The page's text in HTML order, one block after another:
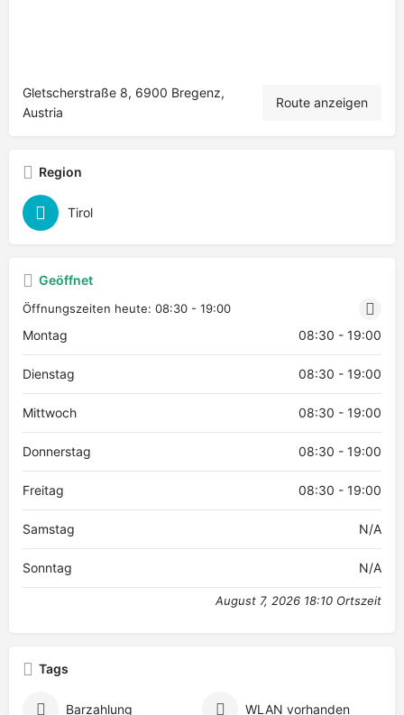
Gletscherstraße 8, 6900 Bregenz,
Austria
Route anzeigen
Region
Tirol
Geöffnet
Öffnungszeiten heute: 08:30 - 19:00
Montag 08:30 - 19:00
Dienstag 08:30 - 19:00
Mittwoch 08:30 - 19:00
Donnerstag 08:30 - 19:00
Freitag 08:30 - 19:00
Samstag N/A
Sonntag N/A
August 7, 2026 18:10 Ortszeit
Tags
Barzahlung WLAN vorhanden